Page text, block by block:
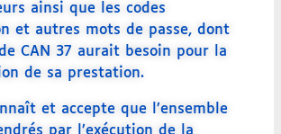
ainsi que les codes
et autres mots de passe, dont
CAN 37 aurait besoin pour la
de sa prestation.
et accepte que l’ensemble
par l’exécution de la